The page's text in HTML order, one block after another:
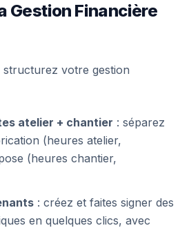
Gestion Financière
structurez votre gestion
atelier + chantier : séparez
(heures atelier,
(heures chantier,
: créez et faites signer des
en quelques clics, avec